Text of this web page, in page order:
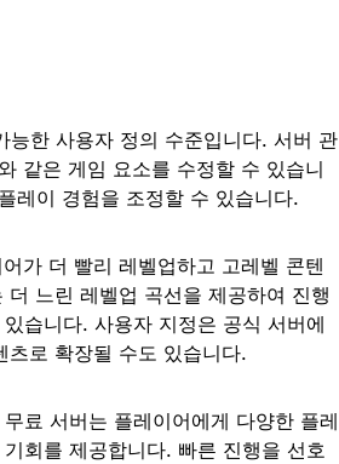
한 사용자 정의 수준입니다. 서버 관
같은 게임 요소를 수정할 수 있습니
레이 경험을 조정할 수 있습니다.
가 더 빨리 레벨업하고 고레벨 콘텐
느린 레벨업 곡선을 제공하여 진행
습니다. 사용자 지정은 공식 서버에
로 확장될 수도 있습니다.
료 서버는 플레이어에게 다양한 플레
회를 제공합니다. 빠른 진행을 선호